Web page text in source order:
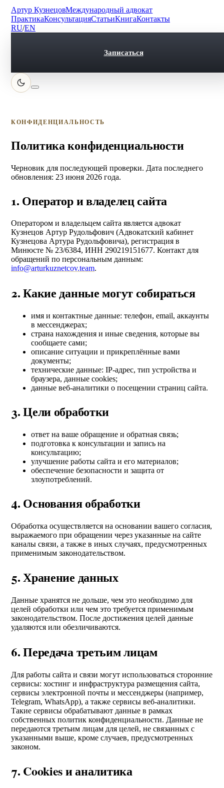
Артур КузнецовМеждународный адвокат
ПрактикаКонсультацияСтатьиКнигаКонтакты
RU/EN
Записаться
КОНФИДЕНЦИАЛЬНОСТЬ
Политика конфиденциальности
Черновик для последующей проверки. Дата последнего
обновления: 23 июня 2026 года.
1. Оператор и владелец сайта
Оператором и владельцем сайта является адвокат
Кузнецов Артур Рудольфович (Адвокатский кабинет
Кузнецова Артура Рудольфовича), регистрация в
Минюсте № 23/6384, ИНН 290219151677. Контакт для
обращений по персональным данным:
info@arturkuznetcov.team.
2. Какие данные могут собираться
имя и контактные данные: телефон, email, аккаунты
в мессенджерах;
страна нахождения и иные сведения, которые вы
сообщаете сами;
описание ситуации и прикреплённые вами
документы;
технические данные: IP-адрес, тип устройства и
браузера, данные cookies;
данные веб-аналитики о посещении страниц сайта.
3. Цели обработки
ответ на ваше обращение и обратная связь;
подготовка к консультации и запись на
консультацию;
улучшение работы сайта и его материалов;
обеспечение безопасности и защита от
злоупотреблений.
4. Основания обработки
Обработка осуществляется на основании вашего согласия,
выражаемого при обращении через указанные на сайте
каналы связи, а также в иных случаях, предусмотренных
применимым законодательством.
5. Хранение данных
Данные хранятся не дольше, чем это необходимо для
целей обработки или чем это требуется применимым
законодательством. После достижения целей данные
удаляются или обезличиваются.
6. Передача третьим лицам
Для работы сайта и связи могут использоваться сторонние
сервисы: хостинг и инфраструктура размещения сайта,
сервисы электронной почты и мессенджеры (например,
Telegram, WhatsApp), а также сервисы веб-аналитики.
Такие сервисы обрабатывают данные в рамках
собственных политик конфиденциальности. Данные не
передаются третьим лицам для целей, не связанных с
указанными выше, кроме случаев, предусмотренных
законом.
7. Cookies и аналитика